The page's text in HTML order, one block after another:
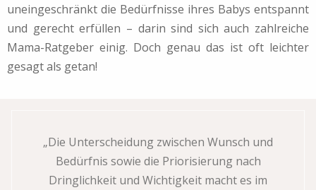
uneingeschränkt die Bedürfnisse ihres Babys entspannt
und gerecht erfüllen – darin sind sich auch zahlreiche
Mama-Ratgeber einig. Doch genau das ist oft leichter
gesagt als getan!
„Die Unterscheidung zwischen Wunsch und
Bedürfnis sowie die Priorisierung nach
Dringlichkeit und Wichtigkeit macht es im